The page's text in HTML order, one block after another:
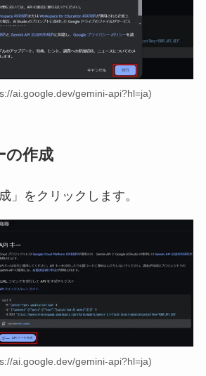
ai.google.dev/gemini-api?hl=ja)
の作成
」をクリックします。
ai.google.dev/gemini-api?hl=ja)